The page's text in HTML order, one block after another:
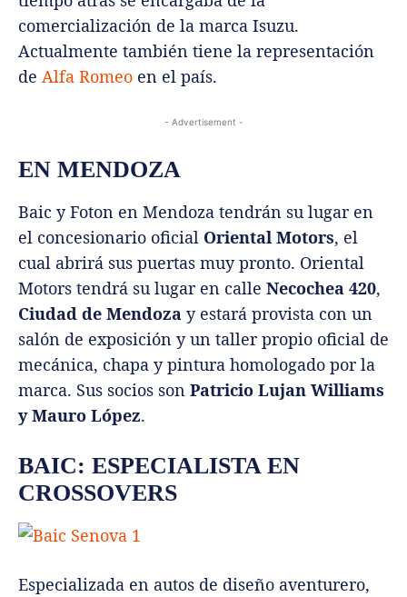
comercialización de la marca Isuzu.
Actualmente también tiene la representación
de Alfa Romeo en el país.
- Advertisement -
EN MENDOZA
Baic y Foton en Mendoza tendrán su lugar en
el concesionario oficial Oriental Motors, el
cual abrirá sus puertas muy pronto. Oriental
Motors tendrá su lugar en calle Necochea 420,
Ciudad de Mendoza y estará provista con un
salón de exposición y un taller propio oficial de
mecánica, chapa y pintura homologado por la
marca. Sus socios son Patricio Lujan Williams
y Mauro López.
BAIC: ESPECIALISTA EN
CROSSOVERS
Especializada en autos de diseño aventurero,